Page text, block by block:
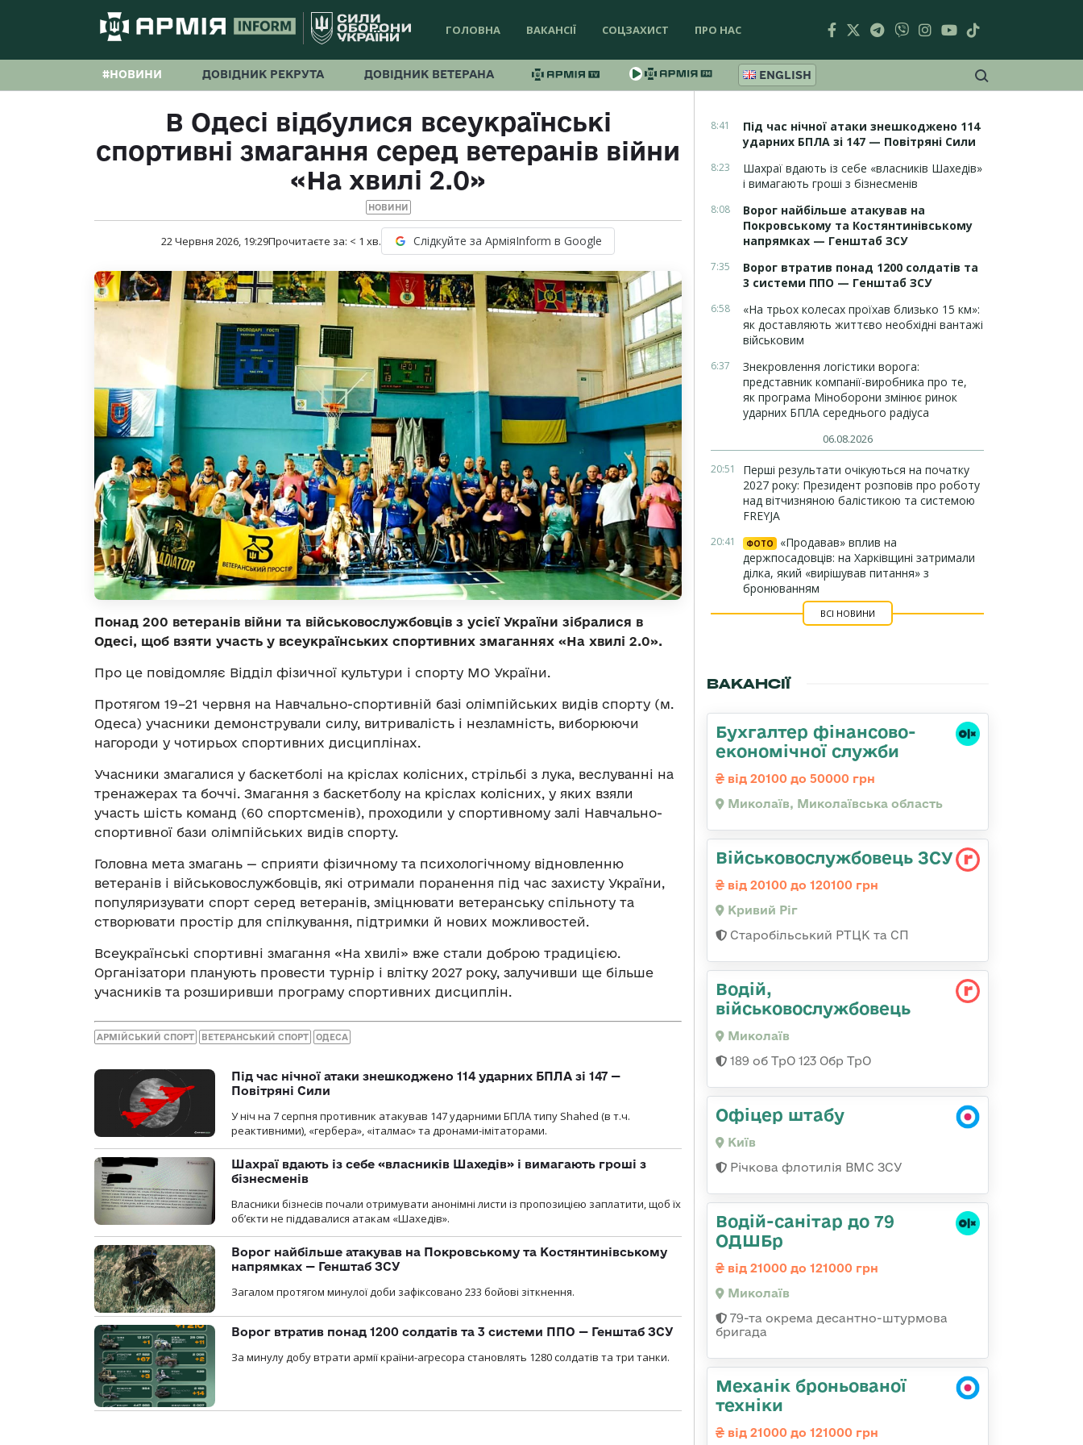
ГОЛОВНА ВАКАНСІЇ СОЦЗАХИСТ ПРО НАС
#НОВИНИ ДОВІДНИК РЕКРУТА ДОВІДНИК ВЕТЕРАНА ENGLISH
В Одесі відбулися всеукраїнські
спортивні змагання серед ветеранів війни
«На хвилі 2.0»
НОВИНИ
22 Червня 2026, 19:29Прочитаєте за: < 1 хв. Слідкуйте за АрміяInform в Google
Понад 200 ветеранів війни та військовослужбовців з усієї України зібралися в
Одесі, щоб взяти участь у всеукраїнських спортивних змаганнях «На хвилі 2.0».
Про це повідомляє Відділ фізичної культури і спорту МО України.
Протягом 19–21 червня на Навчально-спортивній базі олімпійських видів спорту (м.
Одеса) учасники демонстрували силу, витривалість і незламність, виборюючи
нагороди у чотирьох спортивних дисциплінах.
Учасники змагалися у баскетболі на кріслах колісних, стрільбі з лука, веслуванні на
тренажерах та боччі. Змагання з баскетболу на кріслах колісних, у яких взяли
участь шість команд (60 спортсменів), проходили у спортивному залі Навчально-
спортивної бази олімпійських видів спорту.
Головна мета змагань — сприяти фізичному та психологічному відновленню
ветеранів і військовослужбовців, які отримали поранення під час захисту України,
популяризувати спорт серед ветеранів, зміцнювати ветеранську спільноту та
створювати простір для спілкування, підтримки й нових можливостей.
Всеукраїнські спортивні змагання «На хвилі» вже стали доброю традицією.
Організатори планують провести турнір і влітку 2027 року, залучивши ще більше
учасників та розширивши програму спортивних дисциплін.
АРМІЙСЬКИЙ СПОРТ ВЕТЕРАНСЬКИЙ СПОРТ ОДЕСА
Під час нічної атаки знешкоджено 114 ударних БПЛА зі 147 —
Повітряні Сили
У ніч на 7 серпня противник атакував 147 ударними БПЛА типу Shahed (в т.ч.
реактивними), «гербера», «італмас» та дронами-імітаторами.
Шахраї вдають із себе «власників Шахедів» і вимагають гроші з
бізнесменів
Власники бізнесів почали отримувати анонімні листи із пропозицією заплатити, щоб їх
об’єкти не піддавалися атакам «Шахедів».
Ворог найбільше атакував на Покровському та Костянтинівському
напрямках — Генштаб ЗСУ
Загалом протягом минулої доби зафіксовано 233 бойові зіткнення.
Ворог втратив понад 1200 солдатів та 3 системи ППО — Генштаб ЗСУ
За минулу добу втрати армії країни-агресора становлять 1280 солдатів та три танки.
8:41
Під час нічної атаки знешкоджено 114
ударних БПЛА зі 147 — Повітряні Сили
8:23
Шахраї вдають із себе «власників Шахедів»
і вимагають гроші з бізнесменів
8:08
Ворог найбільше атакував на
Покровському та Костянтинівському
напрямках — Генштаб ЗСУ
7:35
Ворог втратив понад 1200 солдатів та
3 системи ППО — Генштаб ЗСУ
6:58
«На трьох колесах проїхав близько 15 км»:
як доставляють життєво необхідні вантажі
військовим
6:37
Знекровлення логістики ворога:
представник компанії-виробника про те,
як програма Міноборони змінює ринок
ударних БПЛА середнього радіуса
06.08.2026
20:51
Перші результати очікуються на початку
2027 року: Президент розповів про роботу
над вітчизняною балістикою та системою
FREYJA
20:41 ФОТО
«Продавав» вплив на
держпосадовців: на Харківщині затримали
ділка, який «вирішував питання» з
бронюванням
ВСІ НОВИНИ
ВАКАНСІЇ
Бухгалтер фінансово-
економічної служби
від 20100 до 50000 грн
Миколаїв, Миколаївська область
Військовослужбовець ЗСУ
від 20100 до 120100 грн
Кривий Ріг
Старобільський РТЦК та СП
Водій,
військовослужбовець
Миколаїв
189 об ТрО 123 Обр ТрО
Офіцер штабу
Київ
Річкова флотилія ВМС ЗСУ
Водій-санітар до 79
ОДШБр
від 21000 до 121000 грн
Миколаїв
79-та окрема десантно-штурмова
бригада
Механік броньованої
техніки
від 21000 до 121000 грн